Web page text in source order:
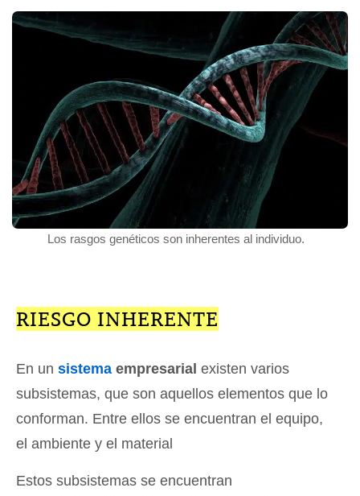
Los rasgos genéticos son inherentes al individuo.
RIESGO INHERENTE
En un sistema empresarial existen varios
subsistemas, que son aquellos elementos que lo
conforman. Entre ellos se encuentran el equipo,
el ambiente y el material
Estos subsistemas se encuentran